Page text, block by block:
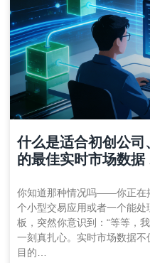
什么是适合初创公
的最佳实时市场数据
你知道那种情况吗——你正在
个小型交易应用或者一个能
板，突然你意识到：“等等，
一刻真扎心。实时市场数据
目的…